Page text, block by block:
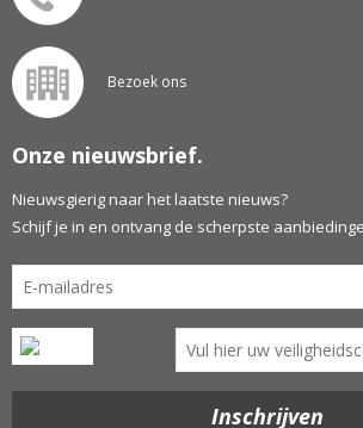
Bezoek ons
Onze nieuwsbrief.
Nieuwsgierig naar het laatste nieuws?
Schijf je in en ontvang de scherpste